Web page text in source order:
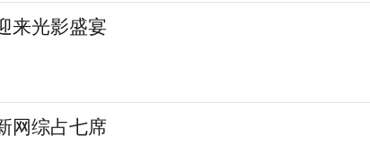
来光影盛宴
网综占七席